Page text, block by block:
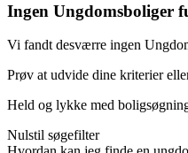
Ingen Ungdomsboliger
Vi fandt desværre ingen
Prøv at udvide dine kriterier
Held og lykke med
Nulstil søgefilter